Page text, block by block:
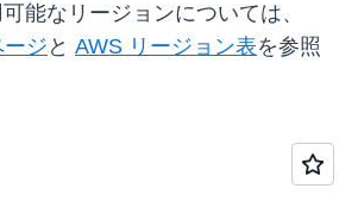
能なリージョンについては、
ジ と AWS リージョン表を参照